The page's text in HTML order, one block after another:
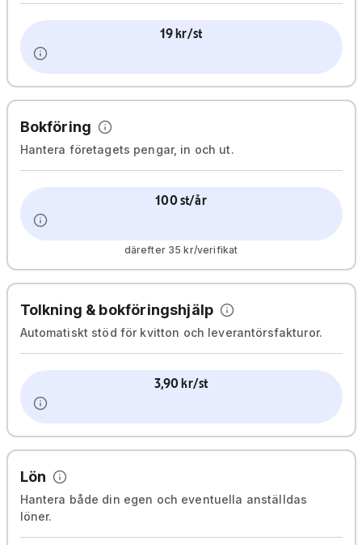
19 kr/st
Bokföring
Hantera företagets pengar, in och ut.
100 st/år
därefter 35 kr/verifikat
Tolkning & bokföringshjälp
Automatiskt stöd för kvitton och leverantörsfakturor.
3,90 kr/st
Lön
Hantera både din egen och eventuella anställdas
löner.